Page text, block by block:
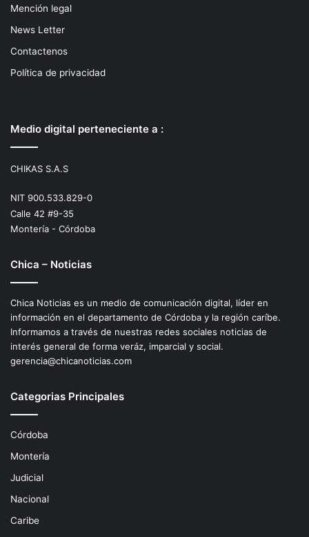
Mención legal
News Letter
Contactenos
Política de privacidad
Medio digital perteneciente a :
CHIKAS S.A.S
NIT 900.533.829-0
Calle 42 #9-35
Montería - Córdoba
Chica – Noticias
Chica Noticias es un medio de comunicación digital, líder en
información en el departamento de Córdoba y la región caríbe.
Informamos a través de nuestras redes sociales noticias de
interés general de forma veráz, imparcial y social.
gerencia@chicanoticias.com
Categorias Principales
Córdoba
Montería
Judicial
Nacional
Caribe